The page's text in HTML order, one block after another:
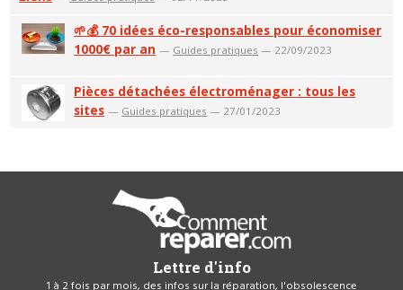
🌱💰 70 idées éco-responsables pour économiser
1000€ par an — Guides pratiques — 22/09/2023
Pièces détachées électroménager : tous les
sites — Guides pratiques — 27/01/2023
Lettre d'info